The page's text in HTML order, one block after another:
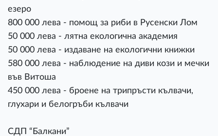
езеро
800 000 лева - помощ за риби в Русенски Лом
50 000 лева - лятна екологична академия
50 000 лева - издаване на екологични книжки
580 000 лева - наблюдение на диви кози и мечки
във Витоша
450 000 лева - броене на трипръсти кълвачи,
глухари и белогръби кълвачи
СДП “Балкани”